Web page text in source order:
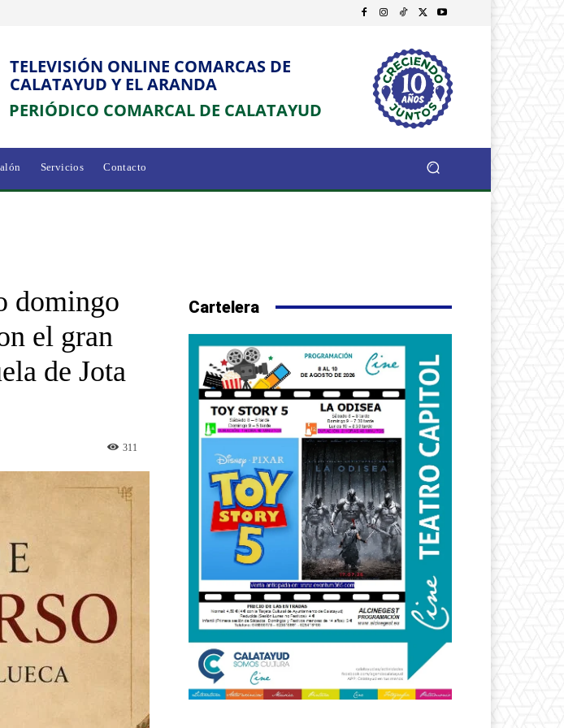
TELEVISIÓN ONLINE COMARCAS DE
CALATAYUD Y EL ARANDA
PERIÓDICO COMARCAL DE CALATAYUD
Servicios Contacto
domingo
el gran
de Jota
311
Cartelera